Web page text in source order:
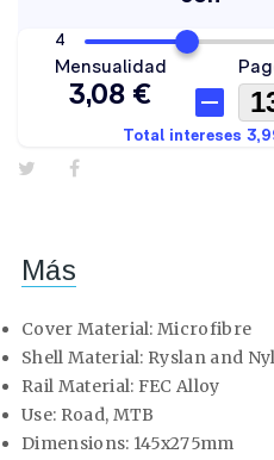
Más
Cover Material: Microfibre
Shell Material: Ryslan and
Rail Material: FEC Alloy
Use: Road, MTB
Dimensions: 145x275mm